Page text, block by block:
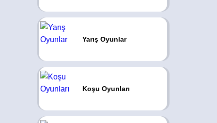
Yarış Oyunlar
Koşu Oyunları